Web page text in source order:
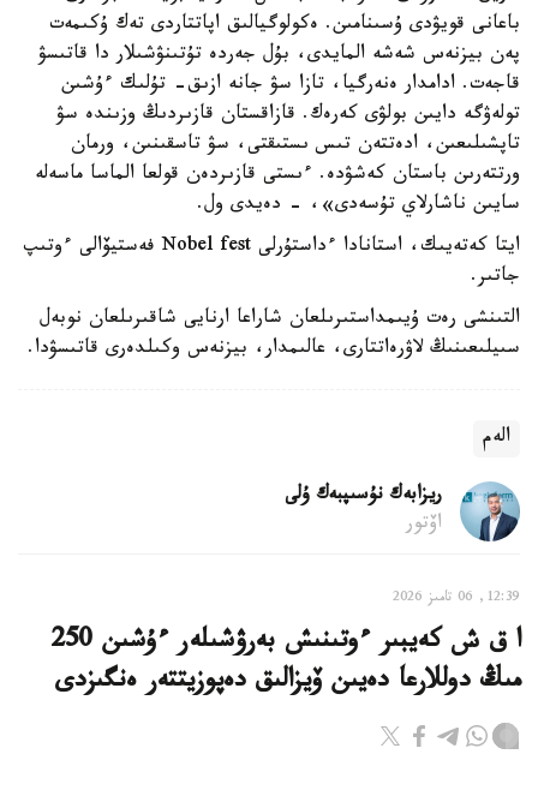
باعانى قويۋدى ۇسىنامىن. ەكولوگيالىق اپاتتاردى تەك ۇكىمەت
پەن بيزنەس شەشە المايدى، بۇل جەردە تۇتىنۋشىلار دا قاتىسۋ
قاجەت. ادامدار ەنەرگيا، تازا سۋ جانە ازىق- تۇلىك ءۇشىن
تولەۋگە دايىن بولۋى كەرەك. قازاقستان قازىردىڭ وزىندە سۋ
تاپشىلىعىن، ادەتتەن تىس ىستىقتى، سۋ تاسقىنىن، ورمان
ورتتەرىن باستان كەشۋدە. ءىستى قازىردەن قولعا الماسا ماسەلە
سايىن ناشارلاي تۇسەدى»، - دەيدى ول.
ايتا كەتەيىك، استانادا ءداستۇرلى Nobel fest فەستيۆالى ءوتىپ
جاتىر.
التىنشى رەت ۇيىمداستىرىلعان شاراعا ارنايى شاقىرىلعان نوبەل
سىيلىعىنىڭ لاۋرەاتتارى، عالىمدار، بيزنەس وكىلدەرى قاتىسۋدا.
الەم
ريزابەك نۇسىپبەك ۇلى
اۆتور
12:39, 06 تامىز 2026
ا ق ش كەيبىر ءوتىنىش بەرۋشىلەر ءۇشىن 250
مىڭ دوللارعا دەيىن ۆيزالىق دەپوزيتتەر ەنگىزدى